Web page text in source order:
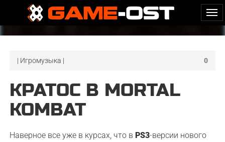
0
| Игромузыка |
КРАТОС В MORTAL
KOMBAT
Наверное все уже в курсах, что вPS3-версии нового